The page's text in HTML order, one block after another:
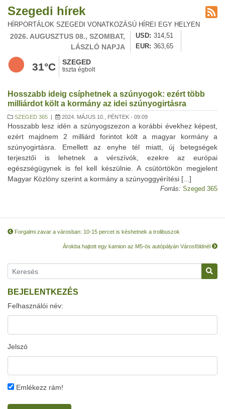
Szegedi hírek
HÍRPORTÁLOK SZEGEDI VONATKOZÁSÚ HÍREI EGY HELYEN
2026. AUGUSZTUS 08., SZOMBAT,
LÁSZLÓ NAPJA
USD
314,51
EUR
363,65
31°C SZEGED
tiszta égbolt
Hosszabb ideig csíphetnek a szúnyogok: ezért több
milliárdot költ a kormány az idei szúnyogirtásra
SZEGED 365 | 2024. MÁJUS 10., PÉNTEK - 09:09
Hosszabb lesz idén a szúnyogszezon a korábbi évekhez képest,
ezért majdnem 2 milliárd forintot költ a magyar kormány a
szúnyogirtásra. Emellett az enyhe tél miatt, új betegségek
terjesztői is lehetnek a vérszívók, ezekre az európai
egészségügynek is fel kell készülnie. A csütörtökön megjelent
Magyar Közlöny szerint a kormány a szúnyoggyérítési [...]
Forrás: Szeged 365
Forgalmi zavar a városban: 10-15 percet is késhetnek a trolibuszok
Árokba hajtott egy kamion az M5-ös autópályán Városföldnél
BEJELENTKEZÉS
Felhasználói név:
Jelszó
Emlékezz rám!